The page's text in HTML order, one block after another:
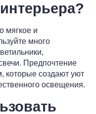
мягкое и
много
Предпочтение
которые создают уют
освещения.